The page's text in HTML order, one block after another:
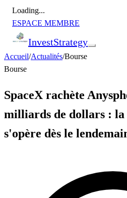
Loading...
ESPACE MEMBRE
InvestStrategy
Accueil/Actualités/Bourse
Bourse
SpaceX rachète
milliards de dollars :
s'opère dès le